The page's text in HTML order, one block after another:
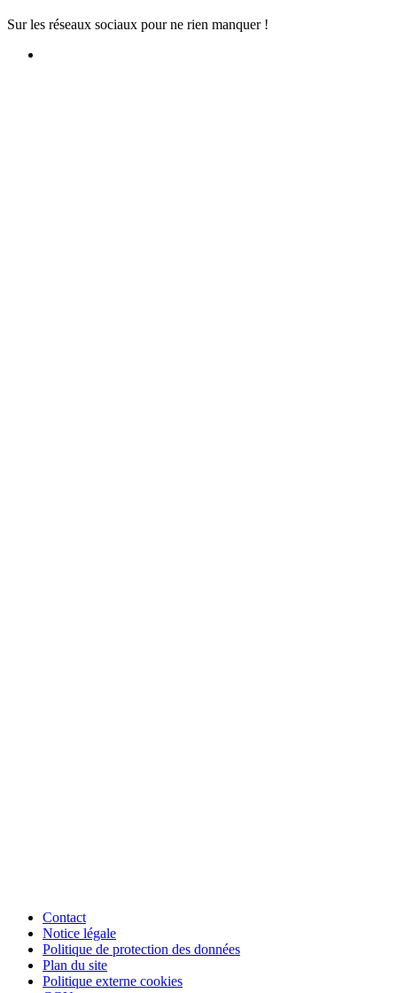
Sur les réseaux sociaux pour ne rien manquer !
Contact
Notice légale
Politique de protection des données
Plan du site
Politique externe cookies